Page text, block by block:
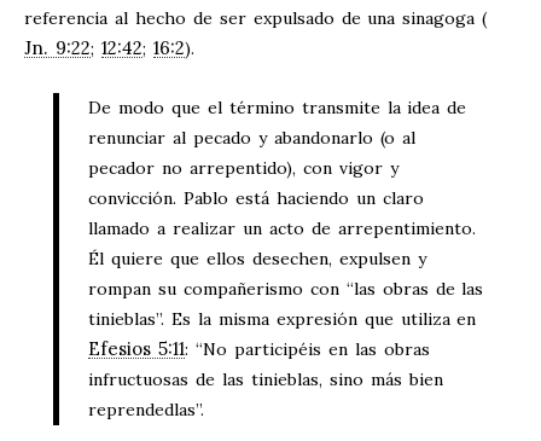
referencia al hecho de ser expulsado de una sinagoga (
Jn. 9:22; 12:42; 16:2).
De modo que el término transmite la idea de
renunciar al pecado y abandonarlo (o al
pecador no arrepentido), con vigor y
convicción. Pablo está haciendo un claro
llamado a realizar un acto de arrepentimiento.
Él quiere que ellos desechen, expulsen y
rompan su compañerismo con “las obras de las
tinieblas”. Es la misma expresión que utiliza en
Efesios 5:11: “No participéis en las obras
infructuosas de las tinieblas, sino más bien
reprendedlas”.